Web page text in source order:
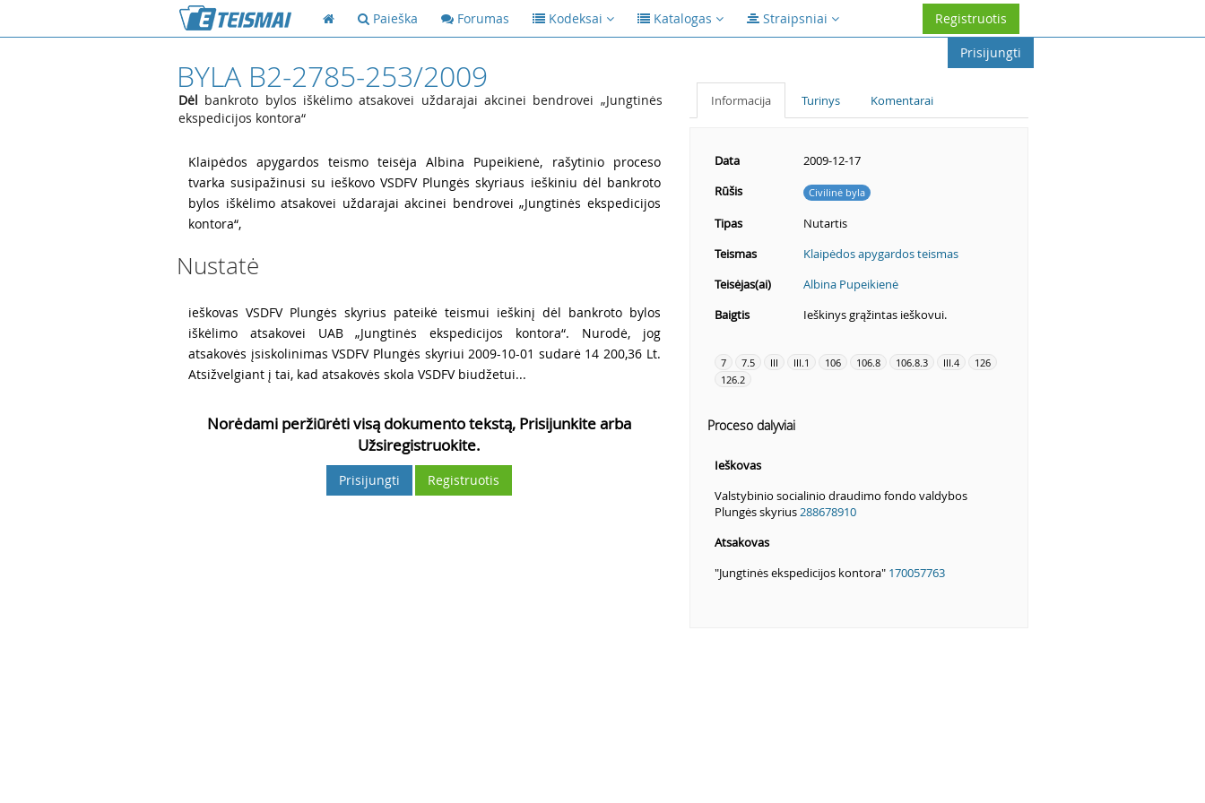
Paieška Forumas Kodeksai Katalogas Straipsniai
Registruotis
Prisijungti
BYLA B2-2785-253/2009
Dėl bankroto bylos iškėlimo atsakovei uždarajai akcinei bendrovei „Jungtinės
ekspedicijos kontora“
Klaipėdos apygardos teismo teisėja Albina Pupeikienė, rašytinio proceso
tvarka susipažinusi su ieškovo VSDFV Plungės skyriaus ieškiniu dėl bankroto
bylos iškėlimo atsakovei uždarajai akcinei bendrovei „Jungtinės ekspedicijos
kontora“,
Nustatė
ieškovas VSDFV Plungės skyrius pateikė teismui ieškinį dėl bankroto bylos
iškėlimo atsakovei UAB „Jungtinės ekspedicijos kontora“. Nurodė, jog
atsakovės įsiskolinimas VSDFV Plungės skyriui 2009-10-01 sudarė 14 200,36 Lt.
Atsižvelgiant į tai, kad atsakovės skola VSDFV biudžetui...
Norėdami peržiūrėti visą dokumento tekstą, Prisijunkite arba
Užsiregistruokite.
Prisijungti Registruotis
Informacija Turinys Komentarai
Data
2009-12-17
Rūšis
Civilinė byla
Tipas
Nutartis
Teismas
Klaipėdos apygardos teismas
Teisėjas(ai)
Albina Pupeikienė
Baigtis
Ieškinys grąžintas ieškovui.
7 7.5 III III.1 106 106.8 106.8.3 III.4
126
126.2
Proceso dalyviai
Ieškovas
Valstybinio socialinio draudimo fondo valdybos
Plungės skyrius288678910
Atsakovas
"Jungtinės ekspedicijos kontora" 170057763